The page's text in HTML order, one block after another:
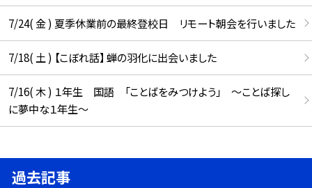
7/24( 金 ) 夏季休業前の最終登校日 リモート朝会を行いました
7/18( 土 ) 【こぼれ話】 蝉の羽化に出会いました
7/16( 木 ) １年生 国語 「ことばをみつけよう」 ～ことば探し
に夢中な１年生～
過去記事